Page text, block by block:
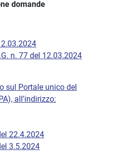
domande
n. 77 del 12.03.2024
sul Portale unico del
all'indirizzo:
22.4.2024
3.5.2024